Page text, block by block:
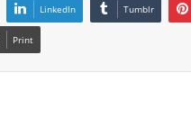
LinkedIn Tumblr
Print